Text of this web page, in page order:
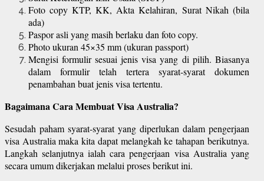
Foto copy KTP, KK, Akta Kelahiran, Surat Nikah (bila
ada)
Paspor asli yang masih berlaku dan foto copy.
Photo ukuran 45×35 mm (ukuran passport)
Mengisi formulir sesuai jenis visa yang di pilih. Biasanya
dalam formulir telah tertera syarat-syarat dokumen
penambahan buat jenis visa tertentu.
Bagaimana Cara Membuat Visa Australia?
Sesudah paham syarat-syarat yang diperlukan dalam pengerjaan
visa Australia maka kita dapat melangkah ke tahapan berikutnya.
Langkah selanjutnya ialah cara pengerjaan visa Australia yang
secara umum dikerjakan melalui proses berikut ini.